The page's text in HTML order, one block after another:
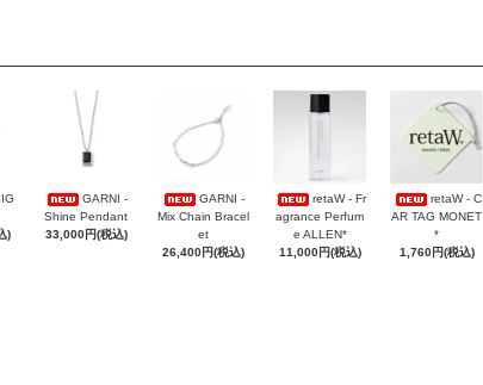
)
GARNI -
Shine Pendant
33,000円(税込)
GARNI -
Mix Chain Bracel
et
26,400円(税込)
retaW - Fr
agrance Perfum
e ALLEN*
11,000円(税込)
retaW - C
AR TAG MONET
*
1,760円(税込)